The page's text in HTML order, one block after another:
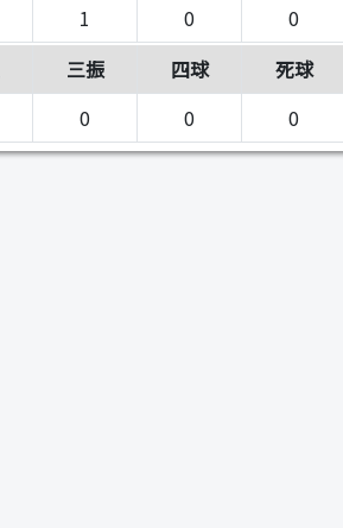
1 0 0
三振 四球 死球
0 0 0